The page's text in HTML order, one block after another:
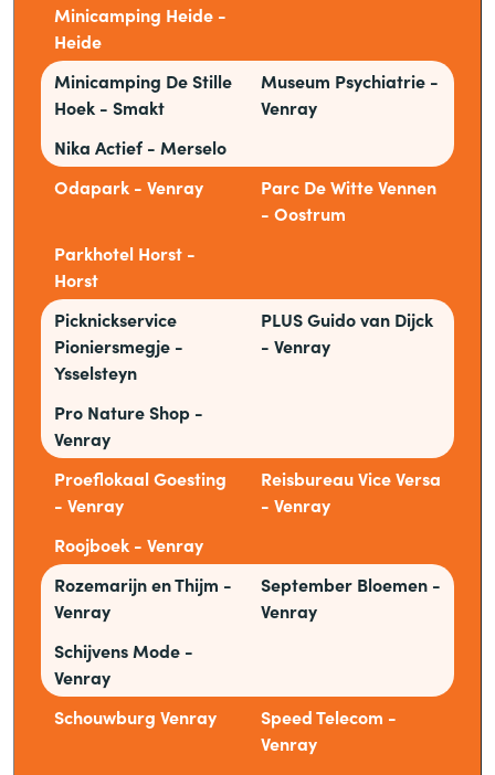
Minicamping Heide -
Heide
Minicamping De Stille
Hoek - Smakt
Museum Psychiatrie -
Venray
Nika Actief - Merselo
Odapark - Venray
Parc De Witte Vennen
- Oostrum
Parkhotel Horst -
Horst
Picknickservice
Pioniersmegje -
Ysselsteyn
PLUS Guido van Dijck
- Venray
Pro Nature Shop -
Venray
Proeflokaal Goesting
- Venray
Reisbureau Vice Versa
- Venray
Roojboek - Venray
Rozemarijn en Thijm -
Venray
September Bloemen -
Venray
Schijvens Mode -
Venray
Schouwburg Venray
Speed Telecom -
Venray